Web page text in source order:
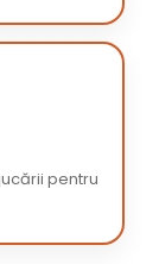
pentru